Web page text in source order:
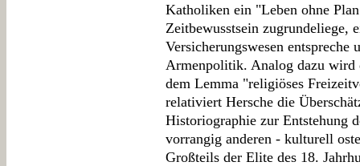
Katholiken ein "Leben ohne
Zeitbewusstsein zugrundeliege,
Versicherungswesen entspreche
Armenpolitik. Analog dazu
dem Lemma "religiöses
relativiert Hersche die
Historiographie zur Entstehung
vorrangig anderen - kulturell
Großteils der Elite des 18.